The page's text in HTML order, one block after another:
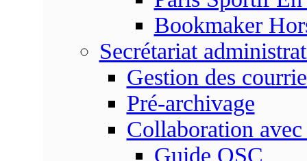
Bookmaker
Secrétariat
Gestion des
Pré-archivage
Collaboration
Guide OSC